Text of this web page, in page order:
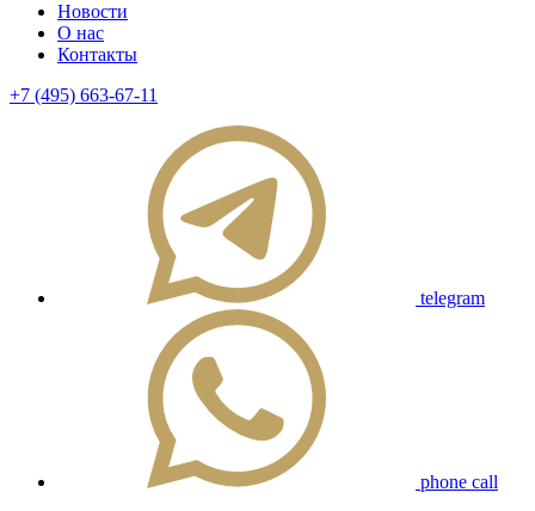
Новости
О нас
Контакты
+7 (495) 663-67-11
telegram
phone call